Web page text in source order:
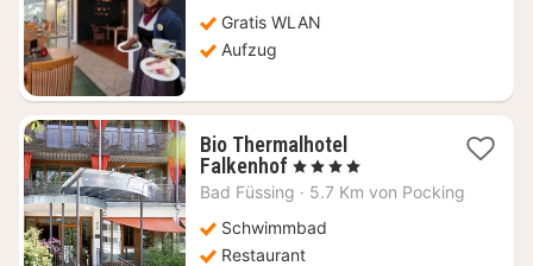
Gratis WLAN
Aufzug
Bio Thermalhotel
Falkenhof 1
Nacht
ab
280,37
€
, 4 Sterne
Bad Füssing · 5.7 Km von Pocking
Schwimmbad
Restaurant